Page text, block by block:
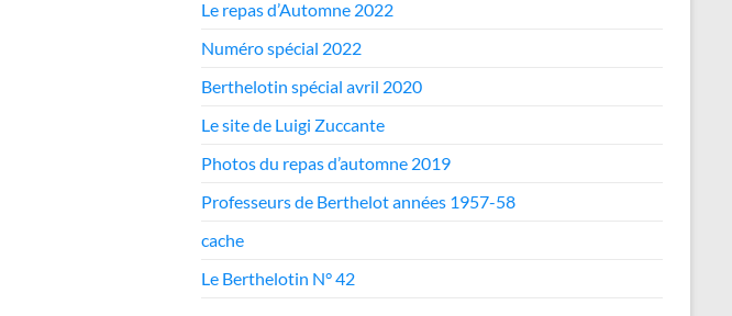
Le repas d’Automne 2022
Numéro spécial 2022
Berthelotin spécial avril 2020
Le site de Luigi Zuccante
Photos du repas d’automne 2019
Professeurs de Berthelot années 1957-58
cache
Le Berthelotin N° 42